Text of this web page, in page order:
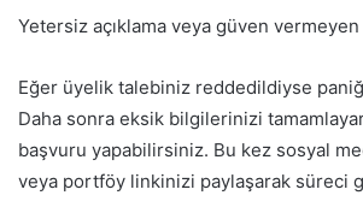
Yetersiz açıklama veya güven
Eğer üyelik talebiniz reddedildiyse
Daha sonra eksik bilgilerinizi
başvuru yapabilirsiniz. Bu kez sosyal
veya portföy linkinizi paylaşarak süreci